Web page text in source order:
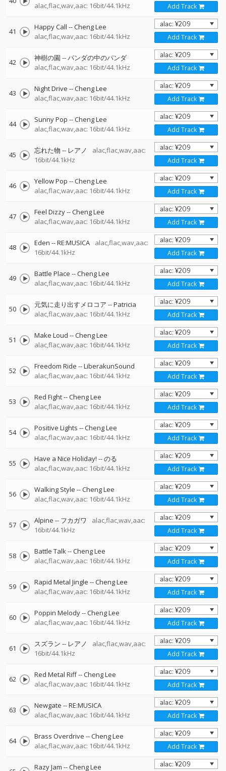
alac,flac,wav,aac: 16bit/44.1kHz
Add Track
41 Happy Call --Cheng Lee
alac,flac,wav,aac: 16bit/44.1kHz
Add Track
42 神樹の園 --パンダの中のパンダ
alac,flac,wav,aac: 16bit/44.1kHz
Add Track
43 Night Drive --Cheng Lee
alac,flac,wav,aac: 16bit/44.1kHz
Add Track
44 Sunny Pop --Cheng Lee
alac,flac,wav,aac: 16bit/44.1kHz
Add Track
45 忘れた物 -- レアノ
alac,flac,wav,aac:
16bit/44.1kHz
Add Track
46 Yellow Pop --Cheng Lee
alac,flac,wav,aac: 16bit/44.1kHz
Add Track
47 Feel Dizzy--Cheng Lee
alac,flac,wav,aac: 16bit/44.1kHz
Add Track
48 Eden --RE:MUSICA
alac,flac,wav,aac:
16bit/44.1kHz
Add Track
49 Battle Place --Cheng Lee
alac,flac,wav,aac: 16bit/44.1kHz
Add Track
50 元気に走り出すメロコア --Patricia
alac,flac,wav,aac: 16bit/44.1kHz
Add Track
51 Make Loud --Cheng Lee
alac,flac,wav,aac: 16bit/44.1kHz
Add Track
52 Freedom Ride --LiberakunSound
alac,flac,wav,aac: 16bit/44.1kHz
Add Track
53 Red Fight--Cheng Lee
alac,flac,wav,aac: 16bit/44.1kHz
Add Track
54 Positive Lights --Cheng Lee
alac,flac,wav,aac: 16bit/44.1kHz
Add Track
55 Have a Nice Holiday! --のる
alac,flac,wav,aac: 16bit/44.1kHz
Add Track
56 Walking Style --Cheng Lee
alac,flac,wav,aac: 16bit/44.1kHz
Add Track
57 Alpine -- フカガワ
alac,flac,wav,aac:
16bit/44.1kHz
Add Track
58 Battle Talk--Cheng Lee
alac,flac,wav,aac: 16bit/44.1kHz
Add Track
59 Rapid Metal Jingle --Cheng Lee
alac,flac,wav,aac: 16bit/44.1kHz
Add Track
60 Poppin Melody--Cheng Lee
alac,flac,wav,aac: 16bit/44.1kHz
Add Track
61 スズラン -- レアノ
alac,flac,wav,aac:
16bit/44.1kHz
Add Track
62 Red Metal Riff--Cheng Lee
alac,flac,wav,aac: 16bit/44.1kHz
Add Track
63 Newgate --RE:MUSICA
alac,flac,wav,aac: 16bit/44.1kHz
Add Track
64 Brass Overdrive --Cheng Lee
alac,flac,wav,aac: 16bit/44.1kHz
Add Track
Razy Jam --Cheng Lee